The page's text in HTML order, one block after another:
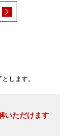
します。
いただけます